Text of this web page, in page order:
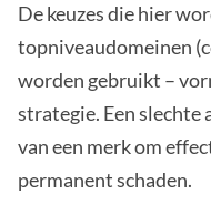
De keuzes die hier
topniveaudomeinen
worden gebruikt –
strategie. Een slechte
van een merk om
permanent schaden.